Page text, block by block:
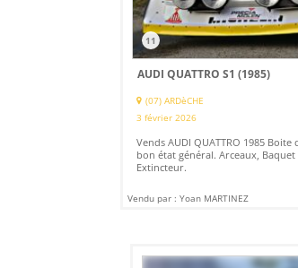
11
AUDI QUATTRO S1 (1985)
(07) ARDèCHE
3 février 2026
Vends AUDI QUATTRO 1985 Boite
bon état général. Arceaux,
Extincteur.
Vendu par : Yoan MARTINEZ